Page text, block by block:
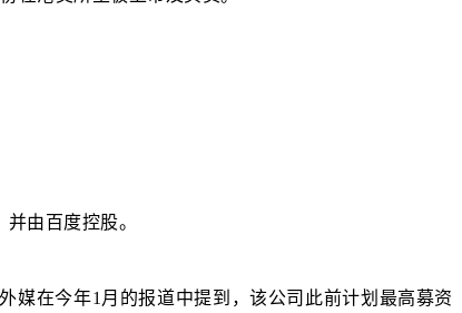
由百度控股。
媒在今年1月的报道中提到，该公司此前计划最高募资